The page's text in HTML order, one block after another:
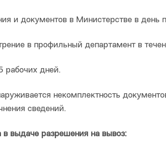
и документов в Министерстве в день
в профильный департамент в
рабочих дней.
некомплектность
сведений.
в выдаче разрешения на вывоз: